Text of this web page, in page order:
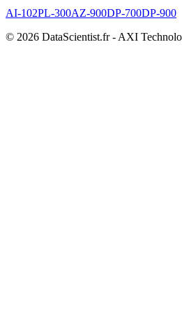
AI-102PL-300AZ-900DP-700DP-900
© 2026 DataScientist.fr - AXI